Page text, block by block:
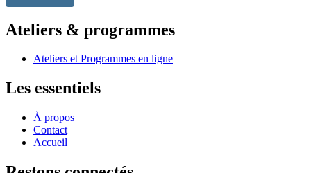
Ateliers & programmes
Ateliers et Programmes en ligne
Les essentiels
À propos
Contact
Accueil